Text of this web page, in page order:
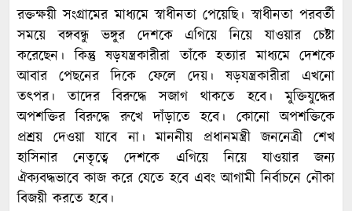
রক্তক্ষয়ী সংগ্রামের মাধ্যমে স্বাধীনতা পেয়েছি। স্বাধীনতা পরবর্তী
সময়ে বঙ্গবন্ধু ভঙ্গুর দেশকে এগিয়ে নিয়ে যাওয়ার চেষ্টা
করেছেন। কিন্তু ষড়যন্ত্রকারীরা তাঁকে হত্যার মাধ্যমে দেশকে
আবার পেছনের দিকে ফেলে দেয়। ষড়যন্ত্রকারীরা এখনো
তৎপর। তাদের বিরুদ্ধে সজাগ থাকতে হবে। মুক্তিযুদ্ধের
অপশক্তির বিরুদ্ধে রুখে দাঁড়াতে হবে। কোনো অপশক্তিকে
প্রশ্রয় দেওয়া যাবে না। মাননীয় প্রধানমন্ত্রী জননেত্রী শেখ
হাসিনার নেতৃত্বে দেশকে এগিয়ে নিয়ে যাওয়ার জন্য
ঐক্যবদ্ধভাবে কাজ করে যেতে হবে এবং আগামী নির্বাচনে নৌকা
বিজয়ী করতে হবে।